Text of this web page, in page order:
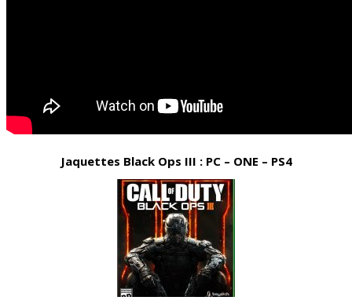
Jaquettes Black Ops III : PC – ONE – PS4